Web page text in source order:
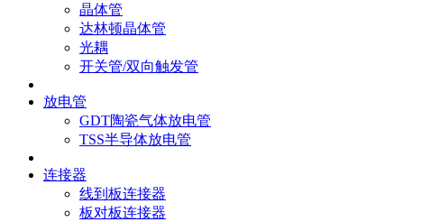
晶体管
达林顿晶体管
光耦
开关管/双向触发管
放电管
GDT陶瓷气体放电管
TSS半导体放电管
连接器
线到板连接器
板对板连接器